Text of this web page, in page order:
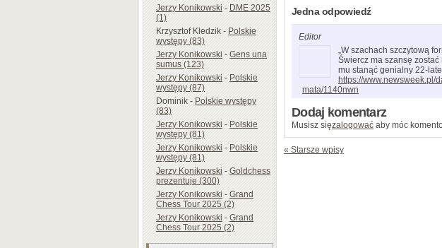
Jerzy Konikowski-DME 2025
(1)
Krzysztof Kledzik-Polskie
występy (83)
Jerzy Konikowski-Gens una
sumus (123)
Jerzy Konikowski-Polskie
występy (87)
Dominik-Polskie występy
(83)
Jerzy Konikowski-Polskie
występy (81)
Jerzy Konikowski-Polskie
występy (81)
Jerzy Konikowski-Goldchess
prezentuje (300)
Jerzy Konikowski-Grand
Chess Tour 2025 (2)
Jerzy Konikowski-Grand
Chess Tour 2025 (2)
Jedna odpowiedź
Editor
„W szachach szczytową
Świercz ma szansę
mu stanąć genialny 22-
https://www.newsweek.pl/
mata/1140nwn
Dodaj komentarz
Musisz sięzalogować aby móc
« Starsze wpisy